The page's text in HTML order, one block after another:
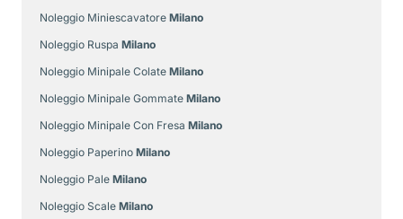
Noleggio Miniescavatore Milano
Noleggio Ruspa Milano
Noleggio Minipale Colate Milano
Noleggio Minipale Gommate Milano
Noleggio Minipale Con Fresa Milano
Noleggio Paperino Milano
Noleggio Pale Milano
Noleggio Scale Milano